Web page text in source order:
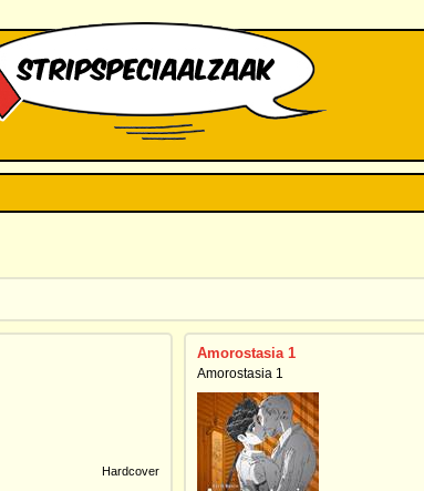
Hardcover
Amorostasia 1
Amorostasia 1